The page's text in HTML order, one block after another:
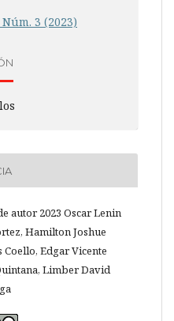
Núm. 3 (2023)
autor 2023 Oscar Lenin
Hamilton Joshue
Coello, Edgar Vicente
Limber David